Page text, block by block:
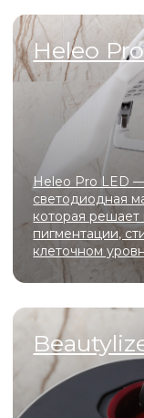
Современный аппарат
пилинга, который
деликатное
интенсивное
АтисМед
Мы создали
гармонично
профессионализм
каждая деталь
расслабиться,
процессом